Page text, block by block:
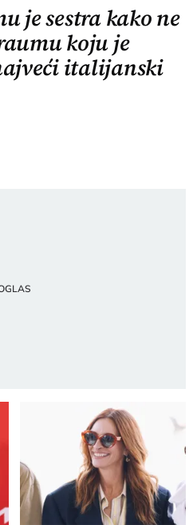
je sestra kako ne
koju je
italijanski